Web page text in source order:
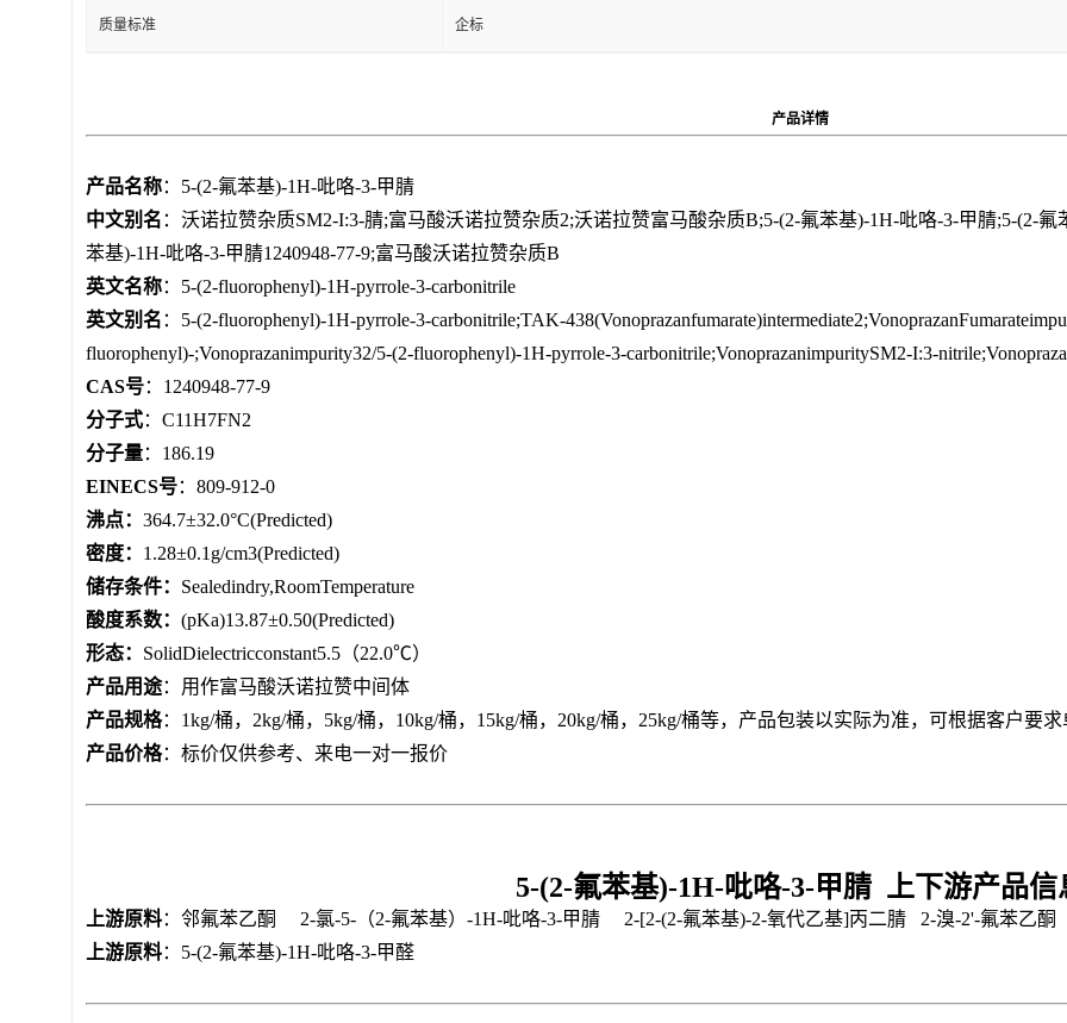
质量标准 企标
产品详情
产品名称：5-(2-氟苯基)-1H-吡咯-3-甲腈
中文别名 ：沃诺拉赞杂质SM2-I:3-腈;富马酸沃诺拉赞杂质2;沃诺拉赞富马酸杂质B;5-(2-氟苯基)-1H-吡咯-3-甲腈;5-(2-
苯基)-1H-吡咯-3-甲腈1240948-77-9;富马酸沃诺拉赞杂质B
英文名称：5-(2-fluorophenyl)-1H-pyrrole-3-carbonitrile
英文别名 ：5-(2-fluorophenyl)-1H-pyrrole-3-carbonitrile;TAK-
fluorophenyl)-;Vonoprazanimpurity32/5-(2-fluorophenyl)-1H-pyrrole-3-carbonitrile;VonoprazanimpuritySM2-I:3-
CAS号：1240948-77-9
分子式：C11H7FN2
分子量：186.19
EINECS号：809-912-0
沸点： 364.7±32.0°C(Predicted)
密度： 1.28±0.1g/cm3(Predicted)
储存条件： Sealedindry,RoomTemperature
酸度系数： (pKa)13.87±0.50(Predicted)
形态： SolidDielectricconstant5.5（22.0℃）
产品用途：用作富马酸沃诺拉赞中间体
产品规格：1kg/桶，2kg/桶，5kg/桶，10kg/桶，15kg/桶，20kg/桶，25kg/桶等，产品包装以实际为准，可根据客户要
产品价格：标价仅供参考、来电一对一报价
5-(2-氟苯基)-1H-吡咯-3-甲腈 上下游产品信
上游原料：邻氟苯乙酮 2-氯-5-（2-氟苯基）-1H-吡咯-3-甲腈 2-[2-(2-氟苯基)-2-氧代乙基]丙二腈 2-溴-2'-氟苯乙酮
上游原料：5-(2-氟苯基)-1H-吡咯-3-甲醛